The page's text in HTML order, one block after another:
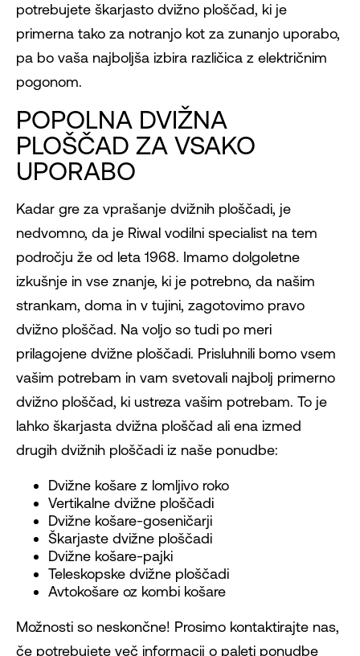
potrebujete škarjasto dvižno ploščad, ki je
primerna tako za notranjo kot za zunanjo uporabo,
pa bo vaša najboljša izbira različica z električnim
pogonom.
POPOLNA DVIŽNA
PLOŠČAD ZA VSAKO
UPORABO
Kadar gre za vprašanje dvižnih ploščadi, je
nedvomno, da je Riwal vodilni specialist na tem
področju že od leta 1968. Imamo dolgoletne
izkušnje in vse znanje, ki je potrebno, da našim
strankam, doma in v tujini, zagotovimo pravo
dvižno ploščad. Na voljo so tudi po meri
prilagojene dvižne ploščadi. Prisluhnili bomo vsem
vašim potrebam in vam svetovali najbolj primerno
dvižno ploščad, ki ustreza vašim potrebam. To je
lahko škarjasta dvižna ploščad ali ena izmed
drugih dvižnih ploščadi iz naše ponudbe:
Dvižne košare z lomljivo roko
Vertikalne dvižne ploščadi
Dvižne košare-goseničarji
Škarjaste dvižne ploščadi
Dvižne košare-pajki
Teleskopske dvižne ploščadi
Avtokošare oz kombi košare
Možnosti so neskončne! Prosimo kontaktirajte nas,
če potrebujete več informacij o paleti ponudbe